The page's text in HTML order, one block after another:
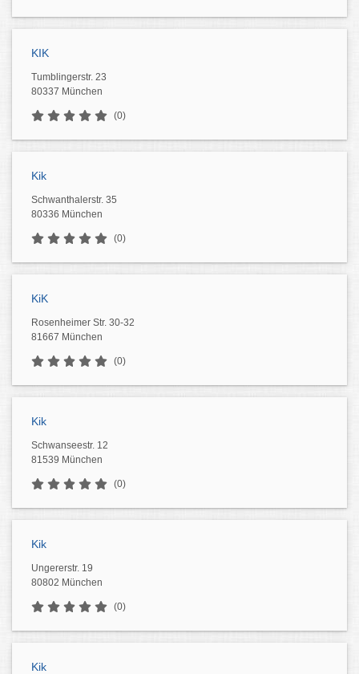
KIK
Tumblingerstr. 23
80337 München
(0)
Kik
Schwanthalerstr. 35
80336 München
(0)
KiK
Rosenheimer Str. 30-32
81667 München
(0)
Kik
Schwanseestr. 12
81539 München
(0)
Kik
Ungererstr. 19
80802 München
(0)
Kik